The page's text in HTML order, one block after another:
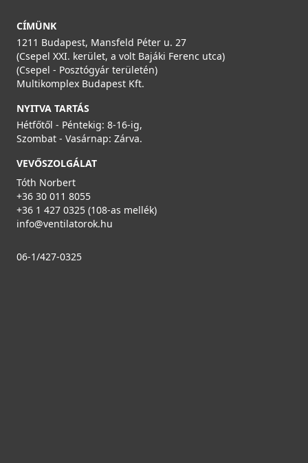
HEATPEX - Légtechnikai cső DN63 mm antibakteriális
52006305000W
54 990 Ft
CÍMÜNK
1211 Budapest, Mansfeld Péter u. 27
(Csepel XXI. kerület, a volt Bajáki Ferenc utca)
(Csepel - Posztógyár területén)
Multikomplex Budapest Kft.
NYITVA TARTÁS
Hétfőtől - Péntekig: 8-16-ig,
Szombat - Vasárnap: Zárva.
VEVŐSZOLGÁLAT
Tóth Norbert
+36 30 011 8055
+36 1 427 0325 (108-as mellék)
info@ventilatorok.hu
06-1/427-0325